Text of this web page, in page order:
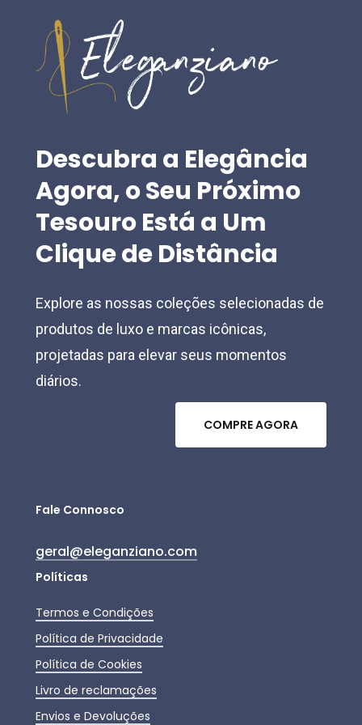
may
be
chosen
on
product
page
product
page
Descubra a Elegância
Agora,oSeu Próximo
TesouroEstá a Um
CliquedeDistância
Explore as nossas coleções selecionadas de
produtos de luxo e marcas icônicas,
projetadas para elevar seus momentos
diários.
COMPREAGORA
Fale Connosco
geral@eleganziano.com
Políticas
Termos e Condições
Política de Privacidade
Política de Cookies
Livro de reclamações
Envios e Devoluções